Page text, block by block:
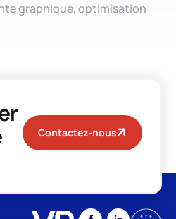
graphique, optimisation
Contactez-nous